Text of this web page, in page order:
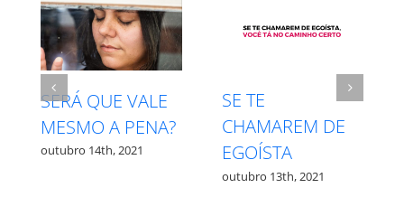
INTUIÇÃO X
MEDO – QUAL É
QUAL?
RESPEITE SEU
PROCESSO
outubro 27th, 2021